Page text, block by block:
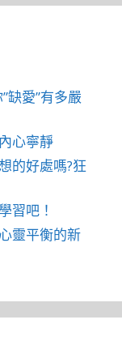
缺愛”有多嚴
心寧靜
的好處嗎?狂
習吧！
靈平衡的新